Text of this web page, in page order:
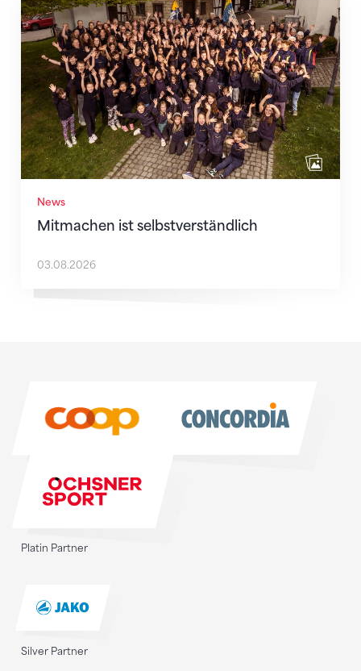
News
Mitmachen ist selbstverständlich
Mitmachen ist selbstverständlich
03.08.2026
Platin Partner
Silver Partner